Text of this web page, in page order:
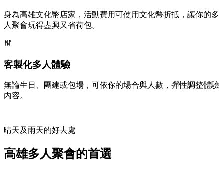
身為高雄文化幣店家，活動費用可使用文化幣折抵，讓你的多
人聚會玩得盡興又省荷包。
客製化多人體驗
無論生日、團建或包場，可依你的場合與人數，彈性調整體驗
內容。
晴天及雨天的好去處
高雄多人聚會的首選